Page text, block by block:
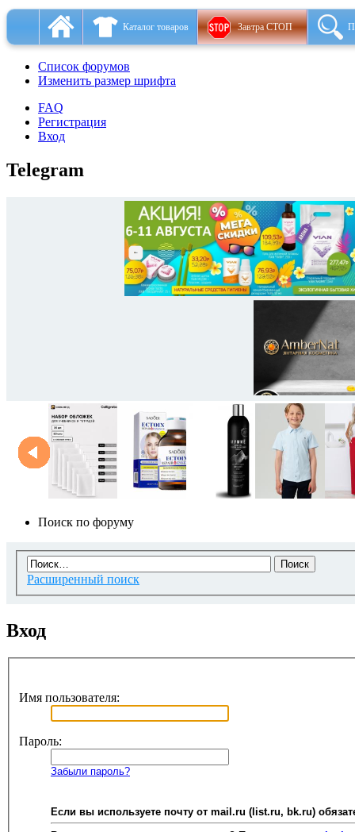
Каталог товаров Завтра СТОП
Список форумов
Изменить размер шрифта
FAQ
Регистрация
Вход
Telegram
Поиск по форуму
Расширенный поиск
Вход
Имя пользователя:
Пароль:
Забыли пароль?
Если вы используете почту от mail.ru (list.ru, bk.ru)